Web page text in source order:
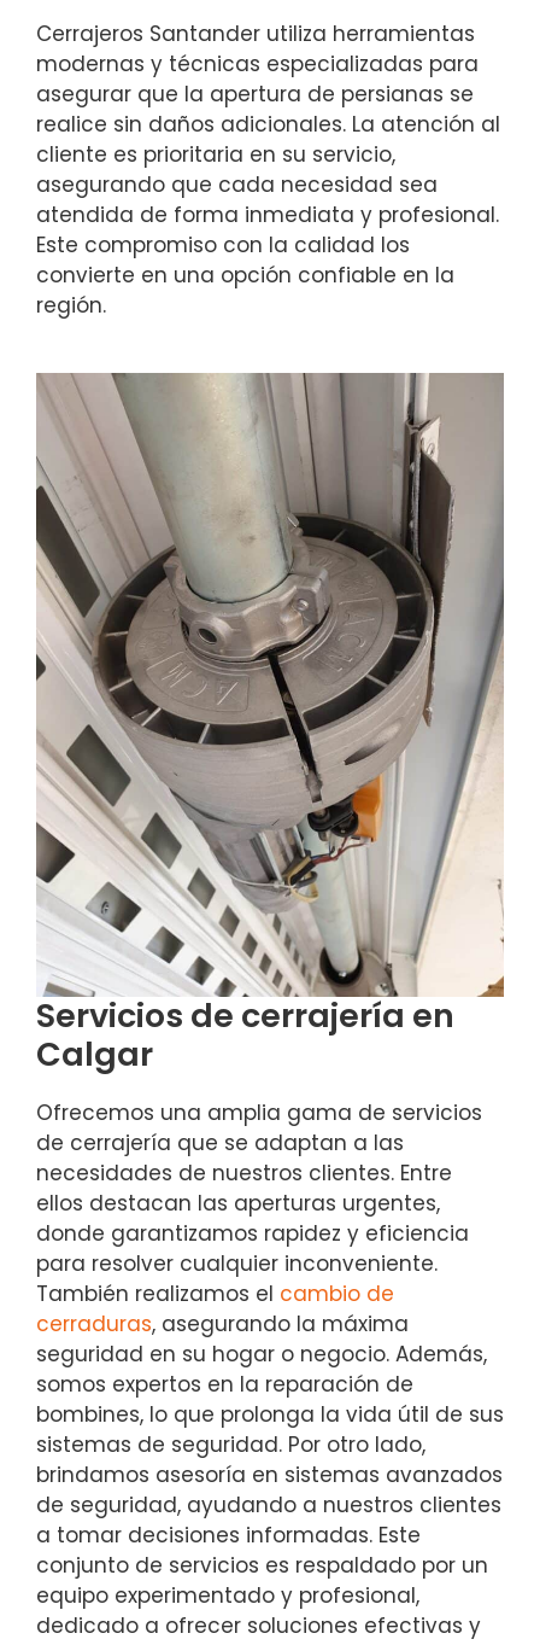
Cerrajeros Santander utiliza herramientas
modernas y técnicas especializadas para
asegurar que la apertura de persianas se
realice sin daños adicionales. La atención al
cliente es prioritaria en su servicio,
asegurando que cada necesidad sea
atendida de forma inmediata y profesional.
Este compromiso con la calidad los
convierte en una opción confiable en la
región.
Servicios de cerrajería en
Calgar
Ofrecemos una amplia gama de servicios
de cerrajería que se adaptan a las
necesidades de nuestros clientes. Entre
ellos destacan las aperturas urgentes,
donde garantizamos rapidez y eficiencia
para resolver cualquier inconveniente.
También realizamos el cambio de
cerraduras, asegurando la máxima
seguridad en su hogar o negocio. Además,
somos expertos en la reparación de
bombines, lo que prolonga la vida útil de sus
sistemas de seguridad. Por otro lado,
brindamos asesoría en sistemas avanzados
de seguridad, ayudando a nuestros clientes
a tomar decisiones informadas. Este
conjunto de servicios es respaldado por un
equipo experimentado y profesional,
dedicado a ofrecer soluciones efectivas y